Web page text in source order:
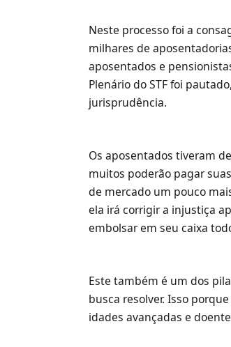
Neste processo foi a
milhares de
aposentados e
Plenário do STF foi
jurisprudência.
Os aposentados tiveram
muitos poderão pagar
de mercado um pouco
ela irá corrigir a injustiça
embolsar em seu caixa
Este também é um dos
busca resolver. Isso
idades avançadas e